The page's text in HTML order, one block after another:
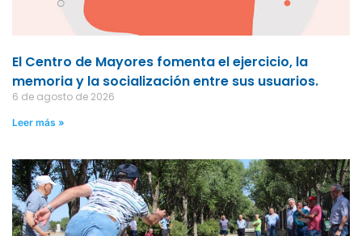
El Centro de Mayores fomenta el ejercicio, la
memoria y la socialización entre sus usuarios.
6 de agosto de 2026
Leer más »